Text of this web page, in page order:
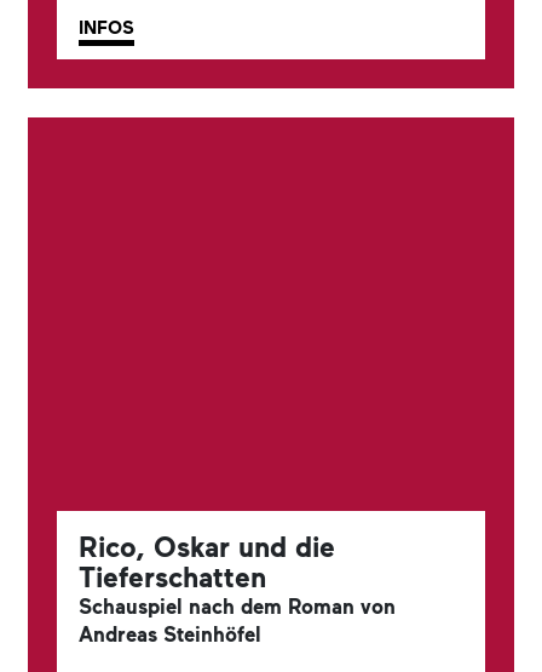
INFOS
Rico, Oskar und die
Tieferschatten
Schauspiel nach dem Roman von
Andreas Steinhöfel